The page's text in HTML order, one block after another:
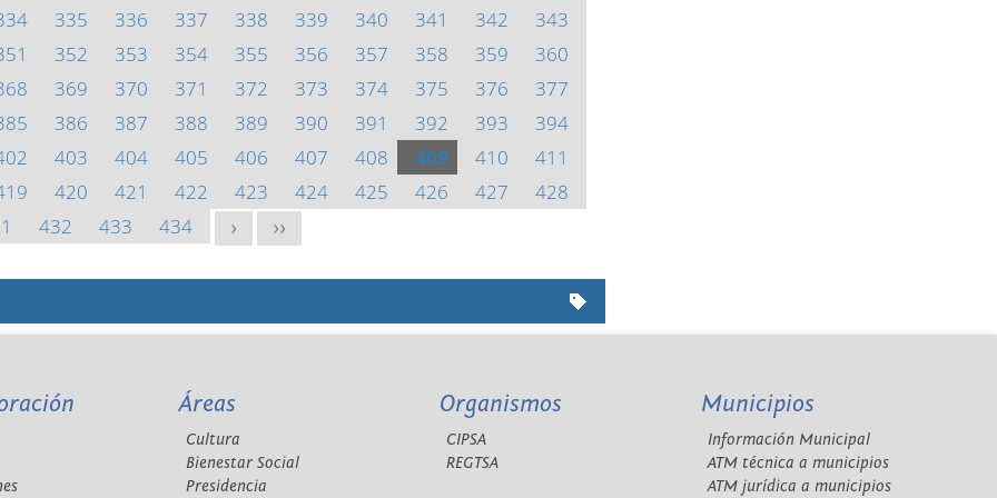
335 336 337 338 339 340 341 342
343
352 353 354 355 356 357 358 359
360
369 370 371 372 373 374 375 376
377
386 387 388 389 390 391 392 393
394
403 404 405 406 407 408 409 410
411
420 421 422 423 424 425 426 427
428
432 433 434 > >>
Áreas
Cultura
Bienestar Social
Presidencia
Organismos
CIPSA
REGTSA
Municipios
Información Municipal
ATM técnica a municipios
ATM jurídica a municipios